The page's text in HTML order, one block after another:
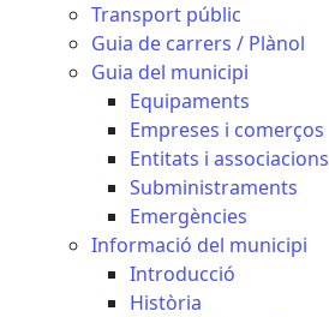
Transport públic
Guia de carrers / Plànol
Guia del municipi
Equipaments
Empreses i comerços
Entitats i associacions
Subministraments
Emergències
Informació del municipi
Introducció
Història